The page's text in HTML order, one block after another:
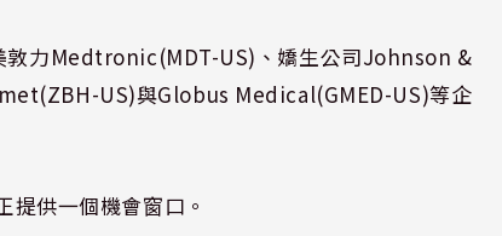
敦力Medtronic(MDT-US)、嬌生公司Johnson &
US)與Globus Medical(GMED-US)等企
供一個機會窗口。